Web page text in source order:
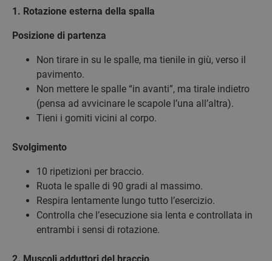
1. Rotazione esterna della spalla
Posizione di partenza
Non tirare in su le spalle, ma tienile in giù, verso il
pavimento.
Non mettere le spalle “in avanti”, ma tirale indietro
(pensa ad avvicinare le scapole l’una all’altra).
Tieni i gomiti vicini al corpo.
Svolgimento
10 ripetizioni per braccio.
Ruota le spalle di 90 gradi al massimo.
Respira lentamente lungo tutto l’esercizio.
Controlla che l’esecuzione sia lenta e controllata in
entrambi i sensi di rotazione.